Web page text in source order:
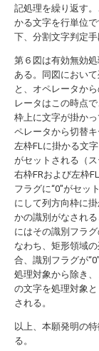
記処理を繰り返す
かる文字を行単位
下、分割文字判定手
第６図は有効無効
ある。同図におい
と、オペレータか
レータはこの時点
枠上に文字が掛か
ペレータから切替
左枠FLに掛かる文
がセットされる（
右枠FRおよび左枠
フラグに“0"がセッ
にして列方向枠に
かの識別がなされ
にはその識別フラ
なわち、矩形領域
合、識別フラグが
処理対象から除き
の文字を処理対象
される。
以上、本願発明の
る。